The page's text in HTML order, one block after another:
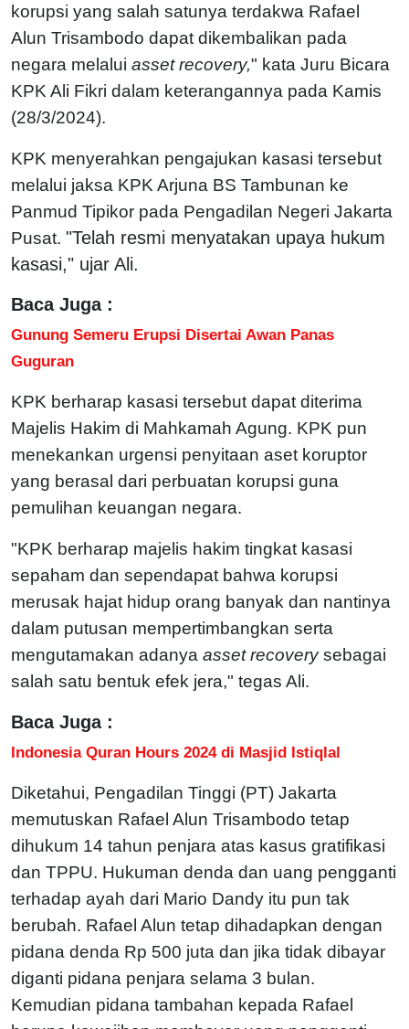
korupsi yang salah satunya terdakwa Rafael
Alun Trisambodo dapat dikembalikan pada
negara melalui asset recovery," kata Juru Bicara
KPK Ali Fikri dalam keterangannya pada Kamis
(28/3/2024).
KPK menyerahkan pengajukan kasasi tersebut
melalui jaksa KPK Arjuna BS Tambunan ke
Panmud Tipikor pada Pengadilan Negeri Jakarta
Pusat. "Telah resmi menyatakan upaya hukum
kasasi," ujar Ali.
Baca Juga :
Gunung Semeru Erupsi Disertai Awan Panas
Guguran
KPK berharap kasasi tersebut dapat diterima
Majelis Hakim di Mahkamah Agung. KPK pun
menekankan urgensi penyitaan aset koruptor
yang berasal dari perbuatan korupsi guna
pemulihan keuangan negara.
"KPK berharap majelis hakim tingkat kasasi
sepaham dan sependapat bahwa korupsi
merusak hajat hidup orang banyak dan nantinya
dalam putusan mempertimbangkan serta
mengutamakan adanya asset recoverysebagai
salah satu bentuk efek jera," tegas Ali.
Baca Juga :
Indonesia Quran Hours 2024 di Masjid Istiqlal
Diketahui, Pengadilan Tinggi (PT) Jakarta
memutuskan Rafael Alun Trisambodo tetap
dihukum 14 tahun penjara atas kasus gratifikasi
dan TPPU. Hukuman denda dan uang pengganti
terhadap ayah dari Mario Dandy itu pun tak
berubah. Rafael Alun tetap dihadapkan dengan
pidana denda Rp 500 juta dan jika tidak dibayar
diganti pidana penjara selama 3 bulan.
Kemudian pidana tambahan kepada Rafael